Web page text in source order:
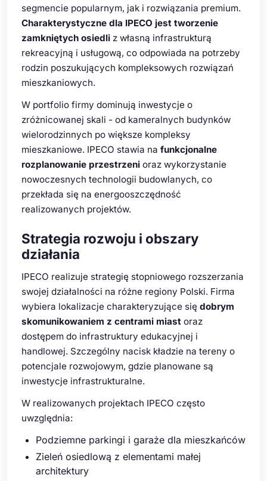
segmencie popularnym, jak i rozwiązania premium.
Charakterystyczne dla IPECO jest tworzenie
zamkniętych osiedli z własną infrastrukturą
rekreacyjną i usługową, co odpowiada na potrzeby
rodzin poszukujących kompleksowych rozwiązań
mieszkaniowych.
W portfolio firmy dominują inwestycje o
zróżnicowanej skali - od kameralnych budynków
wielorodzinnych po większe kompleksy
mieszkaniowe. IPECO stawia na funkcjonalne
rozplanowanie przestrzeni oraz wykorzystanie
nowoczesnych technologii budowlanych, co
przekłada się na energooszczędność
realizowanych projektów.
Strategia rozwoju i obszary
działania
IPECO realizuje strategię stopniowego rozszerzania
swojej działalności na różne regiony Polski. Firma
wybiera lokalizacje charakteryzujące się dobrym
skomunikowaniem z centrami miast oraz
dostępem do infrastruktury edukacyjnej i
handlowej. Szczególny nacisk kładzie na tereny o
potencjale rozwojowym, gdzie planowane są
inwestycje infrastrukturalne.
W realizowanych projektach IPECO często
uwzględnia:
Podziemne parkingi i garaże dla mieszkańców
Zieleń osiedlową z elementami małej
architektury